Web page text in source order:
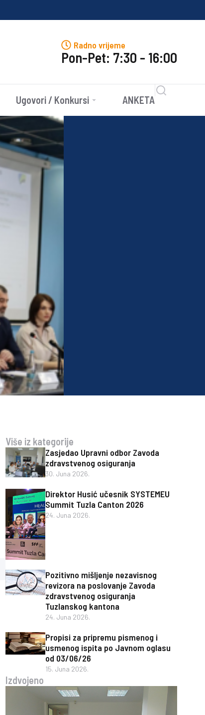
Radno vrijeme
Pon-Pet: 7:30 - 16:00
Ugovori / Konkursi ANKETA
Više iz kategorije
Zasjedao Upravni odbor Zavoda
zdravstvenog osiguranja
30. Juna 2026.
Direktor Husić učesnik SYSTEMEU
Summit Tuzla Canton 2026
24. Juna 2026.
Pozitivno mišljenje nezavisnog
revizora na poslovanje Zavoda
zdravstvenog osiguranja
Tuzlanskog kantona
24. Juna 2026.
Propisi za pripremu pismenog i
usmenog ispita po Javnom oglasu
od 03/06/26
15. Juna 2026.
Izdvojeno